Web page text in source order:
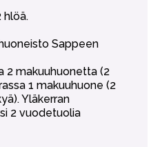
hlöä.
Sappeen
2 makuuhuonetta (2
1 makuuhuone (2
Yläkerran
2 vuodetuolia